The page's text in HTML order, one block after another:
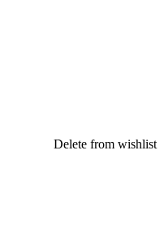
Delete from wishlist